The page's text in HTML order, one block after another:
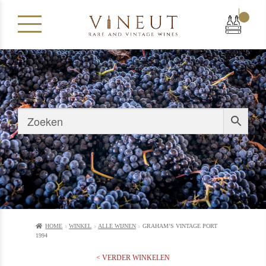
|
HOME WINKEL ALLE WIJNEN
GRAHAM’S VINTAGE PORT
1994
< VERDER WINKELEN